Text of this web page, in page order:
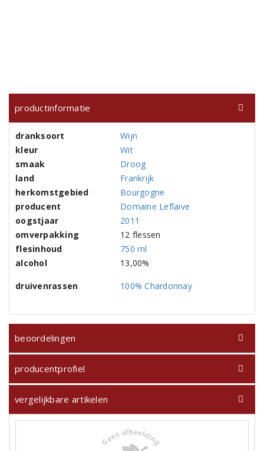
productinformatie
dranksoort
Wijn
kleur
Wit
smaak
Droog
land
Frankrijk
herkomstgebied
Bourgogne
producent
Domaine Leflaive
oogstjaar
2011
omverpakking
12 flessen
flesinhoud
750 ml
alcohol
13,00%
druivenrassen 100% Chardonnay
beoordelingen
producentprofiel
vergelijkbare artikelen